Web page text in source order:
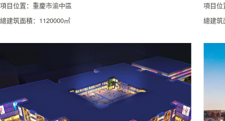
項目位置：重慶市渝中區
總建筑面積：1120000㎡
項目位
總建筑